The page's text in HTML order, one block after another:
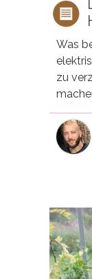
Was
zu